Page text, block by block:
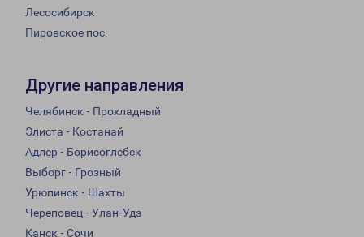
Лесосибирск
Пировское пос.
Другие направления
Челябинск - Прохладный
Элиста - Костанай
Адлер - Борисоглебск
Выборг - Грозный
Урюпинск - Шахты
Череповец - Улан-Удэ
Канск - Сочи